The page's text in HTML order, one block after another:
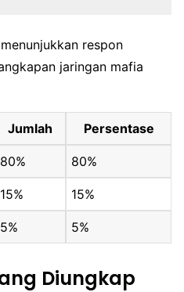
respon
jaringan mafia
Jumlah Persentase
80% 80%
15% 15%
5% 5%
Diungkap